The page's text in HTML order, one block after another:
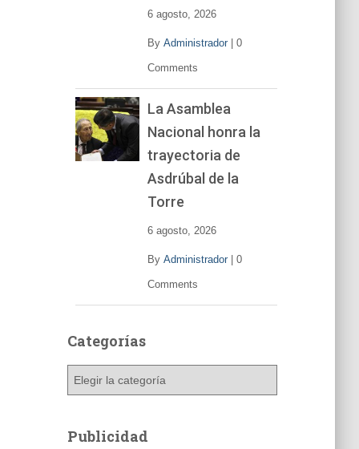
6 agosto, 2026
By Administrador| 0
Comments
La Asamblea
Nacional honra la
trayectoria de
Asdrúbal de la
Torre
6 agosto, 2026
By Administrador| 0
Comments
Categorías
g
Publicidad